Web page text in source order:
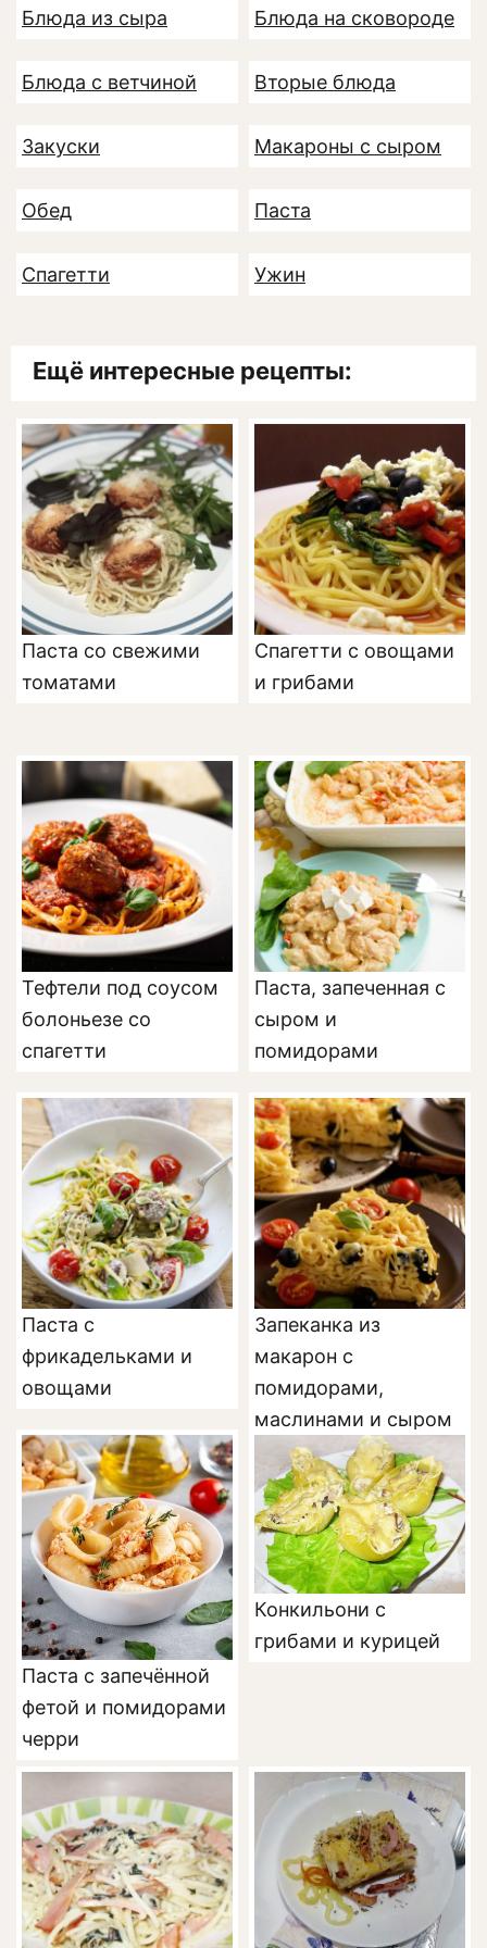
Блюда из сыра Блюда на сковороде
Блюда с ветчиной Вторые блюда
Закуски Макароны с сыром
Обед Паста
Спагетти Ужин
Ещё интересные рецепты:
Паста со свежими
томатами
Спагетти с овощами
и грибами
Тефтели под соусом
болоньезе со
спагетти
Паста, запеченная с
сыром и
помидорами
Паста с
фрикадельками и
овощами
Запеканка из
макарон с
помидорами,
маслинами и сыром
Паста с запечённой
фетой и помидорами
черри
Конкильони с
грибами и курицей